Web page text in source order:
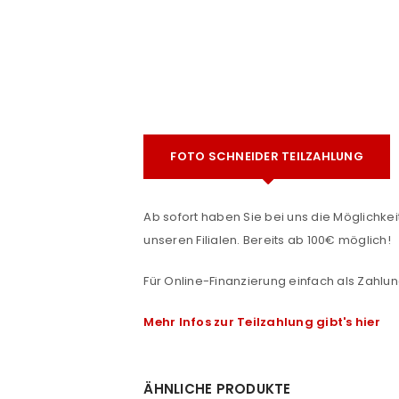
ANMELDEN
FOTO SCHNEIDER TEILZAHLUNG
Ab sofort haben Sie bei uns die
unseren Filialen. Bereits ab 100€ möglich!
Für Online-Finanzierung einfach als
Mehr Infos zur Teilzahlung gibt's hier
ÄHNLICHE PRODUKTE